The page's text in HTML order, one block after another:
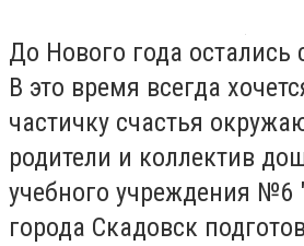
До Нового года
В это время всегда
частичку счастья
родители и коллектив
учебного учреждения №6
города Скадовск